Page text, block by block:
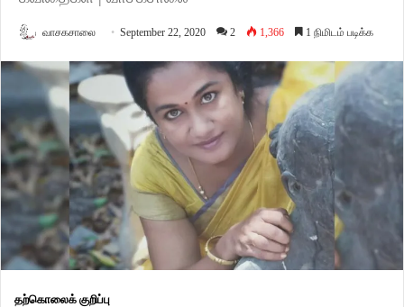
வாசகசாலை September 22, 2020 2 1,366 1 நிமிடம் படிக்க
தற்கொலைக் குறிப்பு